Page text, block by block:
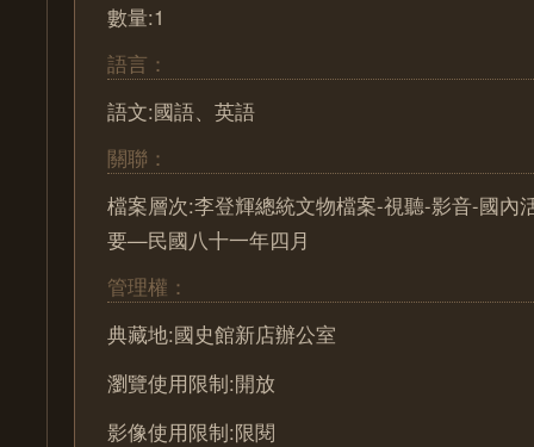
數量:1
語言：
語文:國語、英語
關聯：
檔案層次:李登輝總統文物檔案-視聽-影音-國內
要—民國八十一年四月
管理權：
典藏地:國史館新店辦公室
瀏覽使用限制:開放
影像使用限制:限閱